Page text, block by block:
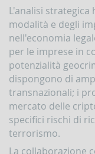
Segnalazioni
operazioni
sospette
(SOS)
Sospensione
operazioni
sospette
L'analisi
modalità e degli
nell'economia
per le imprese in
potenzialità
dispongono di
transnazionali; i
mercato delle
specifici rischi di
terrorismo.
La collaborazione